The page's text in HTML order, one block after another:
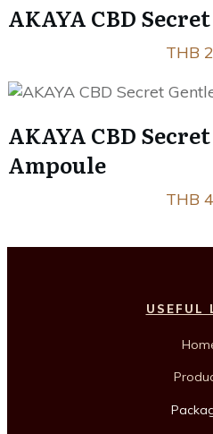
AKAYA CBD
THB
AKAYA CBD
Ampoule
THB
USEFUL